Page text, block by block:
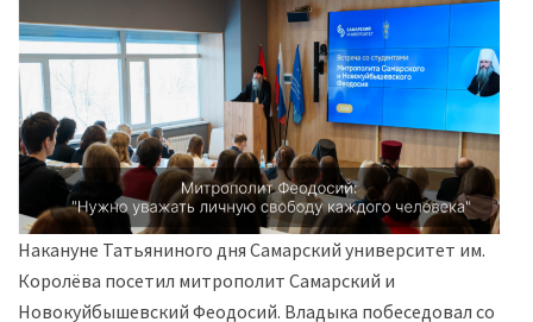
Накануне Татьяниного дня Самарский университет им.
Королёва посетил митрополит Самарский и
Новокуйбышевский Феодосий. Владыка побеседовал со